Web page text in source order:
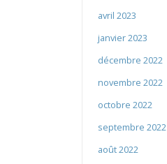
avril 2023
janvier 2023
décembre 2022
novembre 2022
octobre 2022
septembre 2022
août 2022